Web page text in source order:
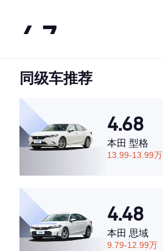
4.7
·外观表现较为优秀，优于65%同级车
·空间表现一般，低于60%同级车
同级车推荐
4.68
本田 型格
13.99-13.99万
4.48
本田 思域
9.79-12.99万